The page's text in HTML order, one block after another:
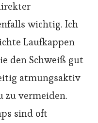
wichtig. Ich
Laufkappen
den Schweiß gut
atmungsaktiv
zu vermeiden.
sind oft